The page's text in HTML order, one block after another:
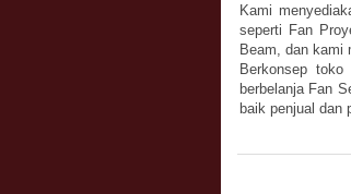
Kami
seperti Fan
Beam, dan kami
Berkonsep
berbelanja Fan
baik penjual dan